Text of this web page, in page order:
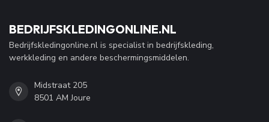
BEDRIJFSKLEDINGONLINE.NL
Bedrijfskledingonline.nl is specialist in bedrijfskleding,
werkkleding en andere beschermingsmiddelen.
Midstraat 205
8501 AM Joure